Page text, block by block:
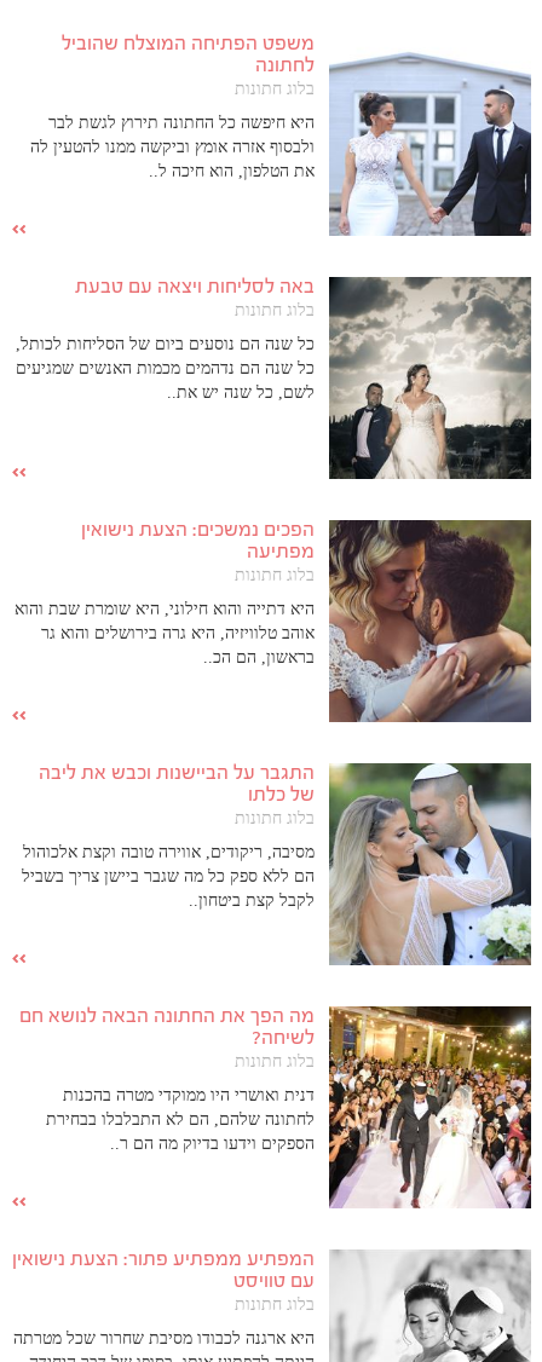
משפט הפתיחה המוצלח שהוביל
לחתונה
בלוג חתונות
היא חיפשה כל החתונה תירוץ לגשת לבר
ולבסוף אזרה אומץ וביקשה ממנו להטעין לה
את הטלפון, הוא חיכה ל..
באה לסליחות ויצאה עם טבעת
בלוג חתונות
כל שנה הם נוסעים ביום של הסליחות לכותל,
כל שנה הם נדהמים מכמות האנשים שמגיעים
לשם, כל שנה יש את..
הפכים נמשכים: הצעת נישואין
מפתיעה
בלוג חתונות
היא דתייה והוא חילוני, היא שומרת שבת והוא
אוהב טלוויזיה, היא גרה בירושלים והוא גר
בראשון, הם הכ..
התגבר על הביישנות וכבש את ליבה
של כלתו
בלוג חתונות
מסיבה, ריקודים, אווירה טובה וקצת אלכוהול
הם ללא ספק כל מה שגבר ביישן צריך בשביל
לקבל קצת ביטחון..
מה הפך את החתונה הבאה לנושא חם
לשיחה?
בלוג חתונות
דנית ואושרי היו ממוקדי מטרה בהכנות
לחתונה שלהם, הם לא התבלבלו בבחירת
הספקים וידעו בדיוק מה הם ר..
המפתיע ממפתיע פתור: הצעת נישואין
עם טוויסט
בלוג חתונות
היא ארגנה לכבודו מסיבת שחרור שכל מטרתה